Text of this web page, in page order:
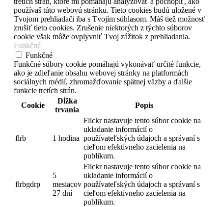
používaš túto webovú stránku. Tieto cookies budú uložené v
Tvojom prehliadači iba s Tvojím súhlasom. Máš tiež možnosť
zrušiť tieto cookies. Zrušenie niektorých z týchto súborov
cookie však môže ovplyvniť Tvoj zážitok z prehliadania.
Funkčné
Funkčné
Funkčné súbory cookie pomáhajú vykonávať určité funkcie,
ako je zdieľanie obsahu webovej stránky na platformách
sociálnych médií, zhromažďovanie spätnej väzby a ďalšie
funkcie tretích strán.
Cookie
Dĺžka
trvania
Popis
flrb 1 hodina
Flickr nastavuje tento súbor cookie na
ukladanie informácií o
používateľských údajoch a správaní s
cieľom efektívneho zacielenia na
publikum.
flrbgdrp
5
mesiacov
27 dní
Flickr nastavuje tento súbor cookie na
ukladanie informácií o
používateľských údajoch a správaní s
cieľom efektívneho zacielenia na
publikum.